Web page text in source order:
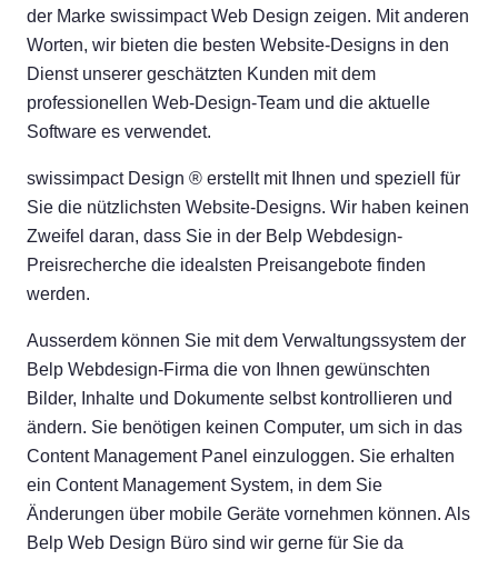
der Marke swissimpact Web Design zeigen. Mit anderen
Worten, wir bieten die besten Website-Designs in den
Dienst unserer geschätzten Kunden mit dem
professionellen Web-Design-Team und die aktuelle
Software es verwendet.
swissimpact Design ® erstellt mit Ihnen und speziell für
Sie die nützlichsten Website-Designs. Wir haben keinen
Zweifel daran, dass Sie in der Belp Webdesign-
Preisrecherche die idealsten Preisangebote finden
werden.
Ausserdem können Sie mit dem Verwaltungssystem der
Belp Webdesign-Firma die von Ihnen gewünschten
Bilder, Inhalte und Dokumente selbst kontrollieren und
ändern. Sie benötigen keinen Computer, um sich in das
Content Management Panel einzuloggen. Sie erhalten
ein Content Management System, in dem Sie
Änderungen über mobile Geräte vornehmen können. Als
Belp Web Design Büro sind wir gerne für Sie da